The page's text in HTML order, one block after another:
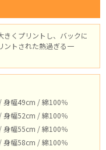
くプリントし、バックに
ントされた熱過ぎる一
身幅49cm / 綿100％
身幅52cm / 綿100％
身幅55cm / 綿100％
身幅58cm / 綿100％